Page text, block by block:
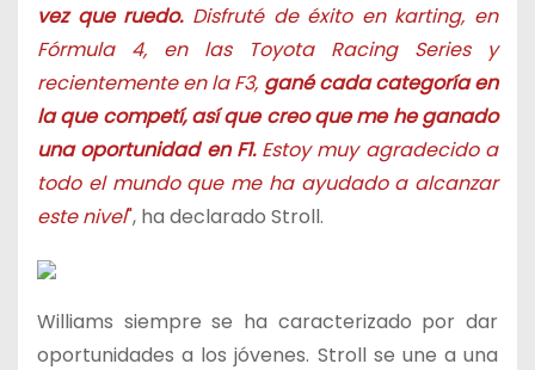
vez que ruedo. Disfruté de éxito en karting, en
Fórmula 4, en las Toyota Racing Series y
recientemente en la F3, gané cada categoría en
la que competí, así que creo que me he ganado
una oportunidad en F1. Estoy muy agradecido a
todo el mundo que me ha ayudado a alcanzar
este nivel", ha declarado Stroll.
Williams siempre se ha caracterizado por dar
oportunidades a los jóvenes. Stroll se une a una